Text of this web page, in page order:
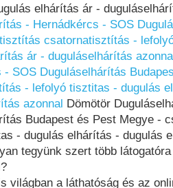
elhárítás ár -
- Hernádkércs - SOS
csatornatisztítás -
ár - duguláselhárítás
- SOS Duguláselhárítás
- lefolyó tisztitas - dugulás
azonnal Dömötör
Budapest és Pest Megye -
- dugulás elhárítás - dugulás
tegyünk szert több
világban a láthatóság és az